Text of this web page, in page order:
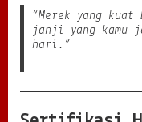
“Merek yang
janji yang kamu
hari.”